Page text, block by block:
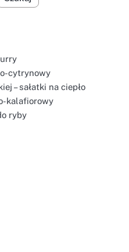
cytrynowy
– sałatki na ciepło
kalafiorowy
ryby